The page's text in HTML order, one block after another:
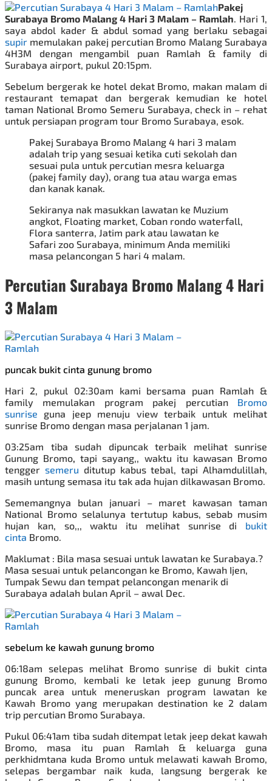
Pakej
Surabaya Bromo Malang 4 Hari 3 Malam – Ramlah. Hari 1,
saya abdol kader & abdul somad yang berlaku sebagai
supir memulakan pakej percutian Bromo Malang Surabaya
4H3M dengan mengambil puan Ramlah & family di
Surabaya airport, pukul 20:15pm.
Sebelum bergerak ke hotel dekat Bromo, makan malam di
restaurant temapat dan bergerak kemudian ke hotel
taman National Bromo Semeru Surabaya, check in – rehat
untuk persiapan program tour Bromo Surabaya, esok.
Pakej Surabaya Bromo Malang 4 hari 3 malam
adalah trip yang sesuai ketika cuti sekolah dan
sesuai pula untuk percutian mesra keluarga
(pakej family day), orang tua atau warga emas
dan kanak kanak.
Sekiranya nak masukkan lawatan ke Muzium
angkot, Floating market, Coban rondo waterfall,
Flora santerra, Jatim park atau lawatan ke
Safari zoo Surabaya, minimum Anda memiliki
masa pelancongan 5 hari 4 malam.
Percutian Surabaya Bromo Malang 4 Hari
3 Malam
puncak bukit cinta gunung bromo
Hari 2, pukul 02:30am kami bersama puan Ramlah &
family memulakan program pakej percutian
Bromo
sunrise
guna jeep menuju view terbaik untuk melihat
sunrise Bromo dengan masa perjalanan 1 jam.
03:25am tiba sudah dipuncak terbaik melihat sunrise
Gunung Bromo ,tapi sayang,, waktu itu kawasan Bromo
tengger semeru ditutup kabus tebal, tapi Alhamdulillah,
masih untung semasa itu tak ada hujan dilkawasan Bromo.
Sememangnya bulan januari – maret kawasan taman
National Bromo selalunya tertutup kabus, sebab musim
hujan kan, so,,, waktu itu melihat sunrise di
bukit
cinta Bromo.
Maklumat : Bila masa sesuai untuk lawatan ke Surabaya.?
Masa sesuai untuk pelancongan ke Bromo, Kawah Ijen,
Tumpak Sewu dan tempat pelancongan menarik di
Surabaya adalah bulan April – awal Dec.
sebelum ke kawah gunung bromo
06:18am selepas melihat Bromo sunrise di bukit cinta
gunung Bromo, kembali ke letak jeep gunung Bromo
puncak area untuk meneruskan program lawatan ke
Kawah Bromo yang merupakan destination ke 2 dalam
trip percutian Bromo Surabaya.
Pukul 06:41am tiba sudah ditempat letak jeep dekat kawah
Bromo, masa itu puan Ramlah & keluarga guna
perkhidmtana kuda Bromo untuk melawati kawah Bromo,
selepas bergambar naik kuda, langsung bergerak
ke